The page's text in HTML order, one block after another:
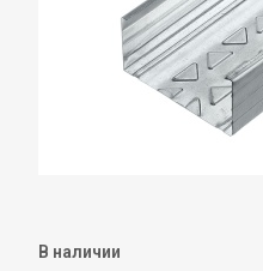
В наличии